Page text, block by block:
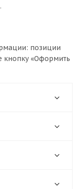
позиции
кнопку «Оформить